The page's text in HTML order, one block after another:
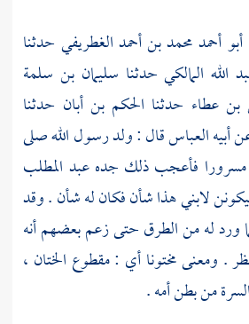
أبو أحمد محمد بن أحمد الغطريفي حدثنا
المالكي حدثنا سليمان بن سلمة
عطاء حدثنا الحكم بن أبان حدثنا
أبيهالعباسقال : ولد رسول الله صلى
مسرورا فأعجب ذلك جدهعبد المطلب
لابني هذا شأن فكان له شأن . وقد
له من الطرق حتى زعم بعضهم أنه
. ومعنى مختونا أي : مقطوع الختان ،
من بطن أمه .